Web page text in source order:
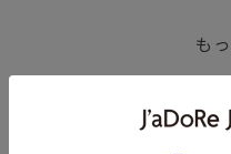
体型カバ
ROPÉ PICNIC ナチュラル
トップス ニ
も
Shi☆のその他のスタ